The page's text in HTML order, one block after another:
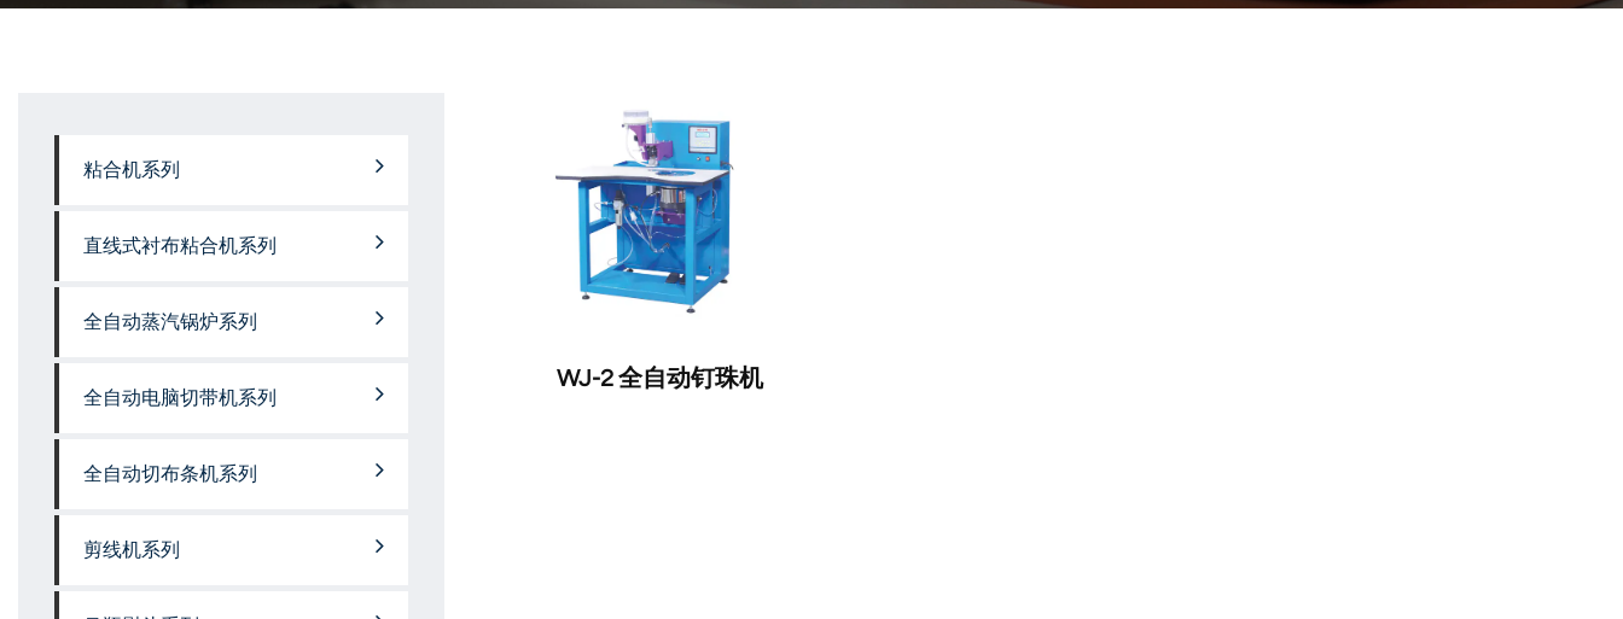
粘合机系列
直线式衬布粘合机系列
全自动蒸汽锅炉系列
全自动电脑切带机系列
全自动切布条机系列
剪线机系列
WJ-2 全自动钉珠机